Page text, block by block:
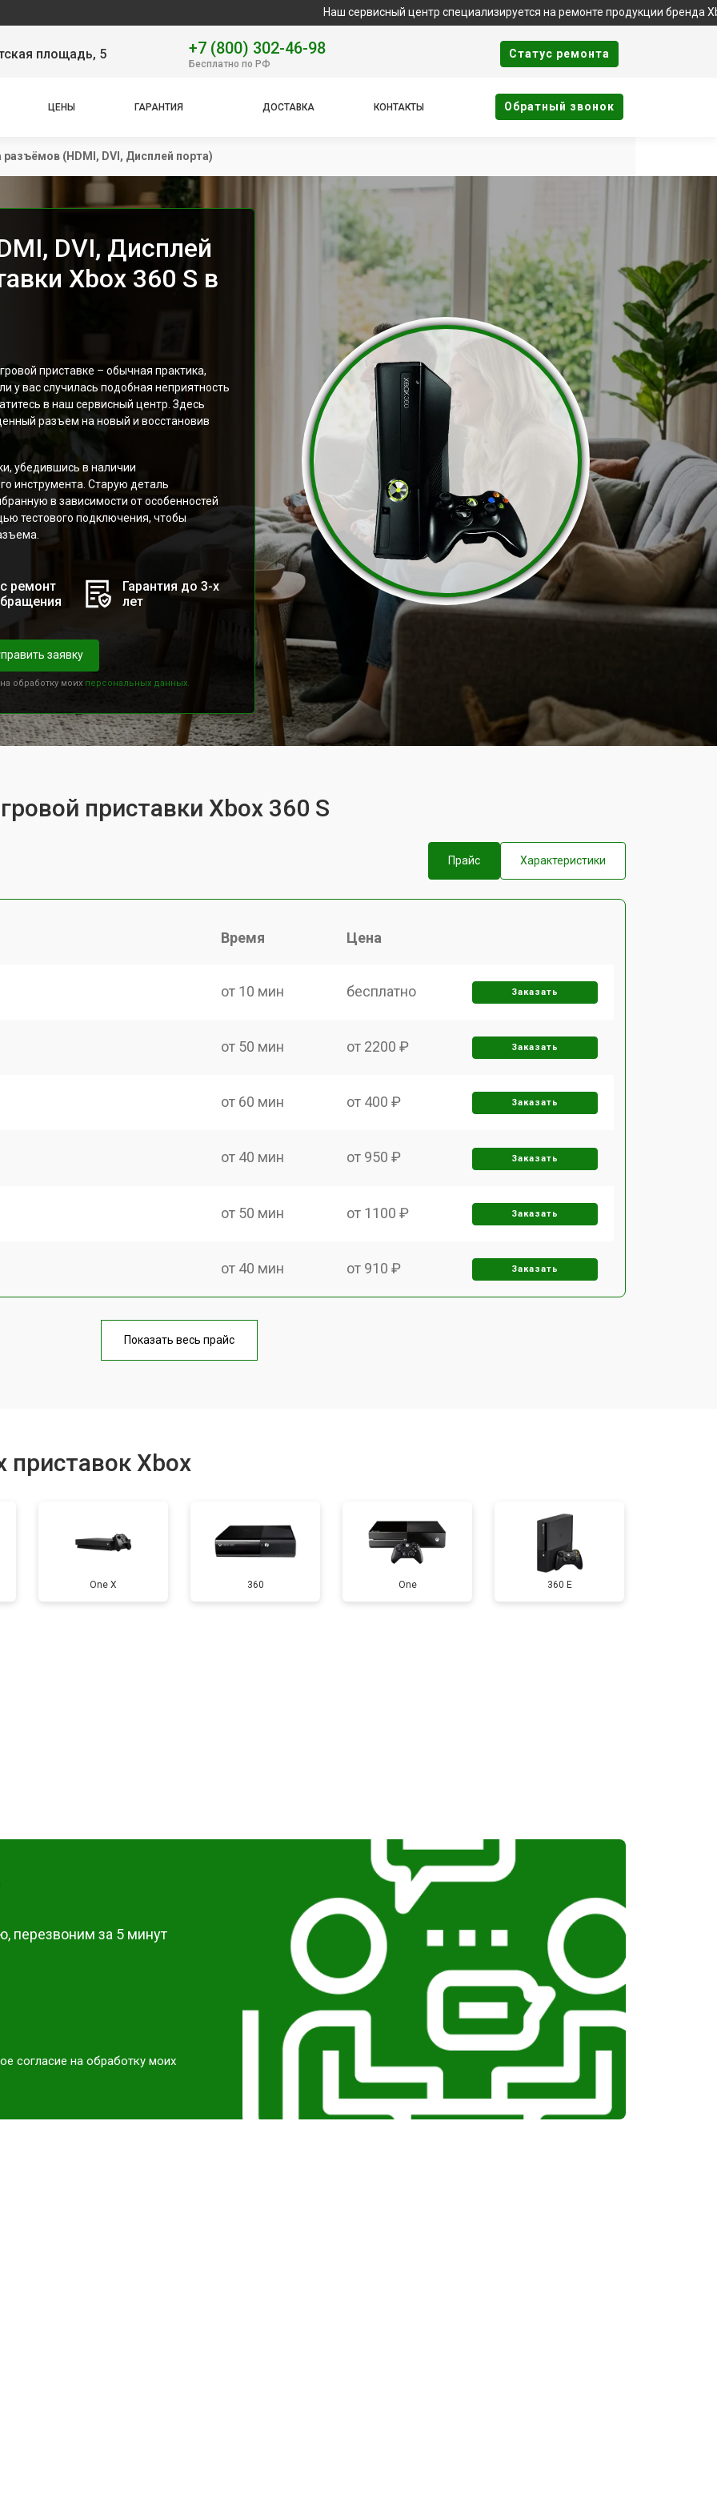
Наш сервисный центр специализируется на ремонте продукции бренда Xbox.
площадь, 5 +7 (800) 302-46-98
Бесплатно по РФ
Cтатус ремонта
ЦЕНЫ ГАРАНТИЯ ДОСТАВКА КОНТАКТЫ Oбратный звонок
разъёмов (HDMI, DVI, Дисплей порта)
DVI, Дисплей
Xbox 360 S в
приставке – обычная практика,
у вас случилась подобная неприятность
в наш сервисный центр. Здесь
разъем на новый и восстановив
убедившись в наличии
инструмента. Старую деталь
в зависимости от особенностей
тестового подключения, чтобы
ремонт
Гарантия до 3-х
лет
заявку
обработку моих персональных данных.
приставки Xbox 360 S
Прайс
Характеристики
Время Цена
от 10 мин бесплатно Заказать
от 50 мин от 2200 ₽ Заказать
от 60 мин от 400 ₽ Заказать
от 40 мин от 950 ₽ Заказать
от 50 мин от 1100 ₽ Заказать
от 40 мин от 910 ₽ Заказать
от 60 мин
от 60 мин от 550 ₽ Заказать
от 40 мин от 650 ₽ Заказать
от 1100 ₽
от 750 ₽ Заказать
Показать весь прайс
Xbox
One X 360 One 360 E
перезвоним за 5 минут
согласие на обработку моих